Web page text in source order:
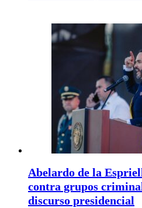
Abelardo de la
contra grupos
discurso presidencial